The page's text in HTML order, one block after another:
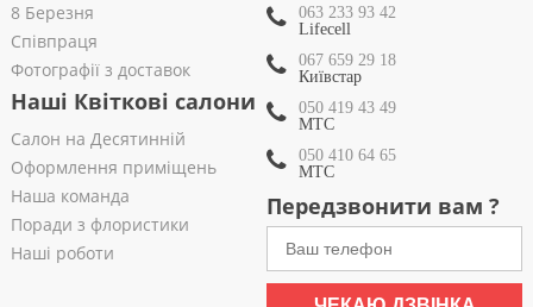
8 Березня
Співпраця
Фотографії з доставок
Наші Квіткові салони
Салон на Десятинній
Оформлення приміщень
Наша команда
Поради з флористики
Наші роботи
063 233 93 42
Lifecell
067 659 29 18
Київстар
050 419 43 49
МТС
050 410 64 65
МТС
Передзвонити вам ?